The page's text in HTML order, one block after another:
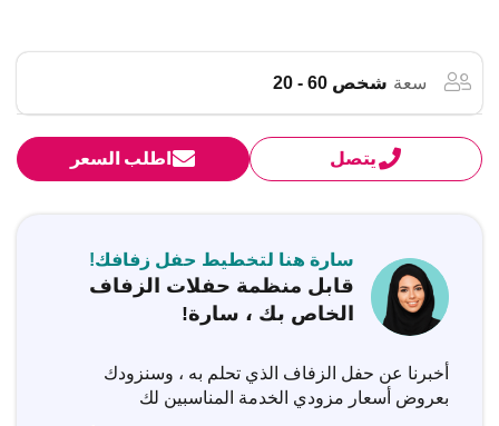
سعة شخص 60 - 20
يتصل اطلب السعر
سارة هنا لتخطيط حفل زفافك!
قابل منظمة حفلات الزفاف
الخاص بك ، سارة!
أخبرنا عن حفل الزفاف الذي تحلم به ، وسنزودك
بعروض أسعار مزودي الخدمة المناسبين لك